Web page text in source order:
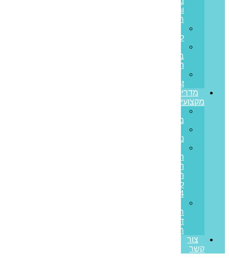
ותזרים
חיובי
לעסקים
בערבות
המדינה
Invest
מדריכים
מקצועיים
משתנה
נומינלית
תשומות
הבנייה
תחזית
לשנת
2024
רכישה
דירה
ראשונה
צור
קשר